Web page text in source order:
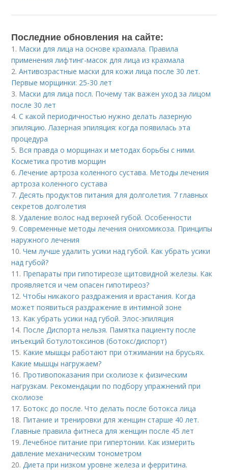
Последние обновления на сайте:
1. Маски для лица на основе крахмала. Правила
применения лифтинг-масок для лица из крахмала
2.Антивозрастные маски для кожи лица после 30 лет.
Первые морщинки: 25-30 лет
3. Маски для лица посл. Почему так важен уход за лицом
после 30 лет
4.С какой периодичностью нужно делать лазерную
эпиляцию. Лазерная эпиляция: когда появилась эта
процедура
5. Вся правда о морщинах и методах борьбы с ними.
Косметика против морщин
6.Лечение артроза коленного сустава. Методы лечения
артроза коленного сустава
7.Десять продуктов питания для долголетия. 7 главных
секретов долголетия
8.Удаление волос над верхней губой. Особенности
9.Современные методы лечения онихомикоза. Принципы
наружного лечения
10.Чем лучше удалить усики над губой. Как убрать усики
над губой?
11. Препараты при гипотиреозе щитовидной железы. Как
проявляется и чем опасен гипотиреоз?
12.Чтобы никакого раздражения и врастания. Когда
может появиться раздражение в интимной зоне
13. Как убрать усики над губой. Элос-эпиляция
14. После Диспорта нельзя. Памятка пациенту после
инъекций ботулотоксинов (ботокс/диспорт)
15. Какие мышцы работают при отжимании на брусьях.
Какие мышцы нагружаем?
16. Противопоказания при сколиозе к физическим
нагрузкам. Рекомендации по подбору упражнений при
сколиозе
17. Ботокс до после. Что делать после ботокса лица
18. Питание и тренировки для женщин старше 40 лет.
Главные правила фитнеса для женщин после 45 лет
19.Лечебное питание при гипертонии. Как измерить
давление механическим тонометром
20.Диета при низком уровне железа и ферритина.